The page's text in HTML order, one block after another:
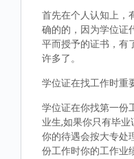
首先在个人认知上，
确的的，因为学位证
平而授予的证书，有
许多了。
学位证在找工作时重
学位证在你找第一份
业生,如果你只有毕
你的待遇会按大专处
份工作时你的工作业